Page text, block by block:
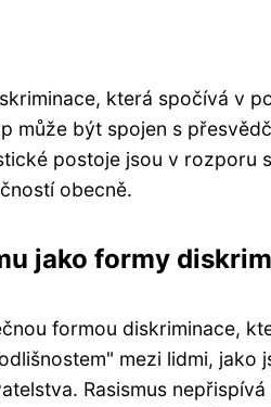
která spočívá v
může být spojen s
postoje jsou v
obecně.
jako formy
formou diskriminace,
mezi lidmi,
Rasismus